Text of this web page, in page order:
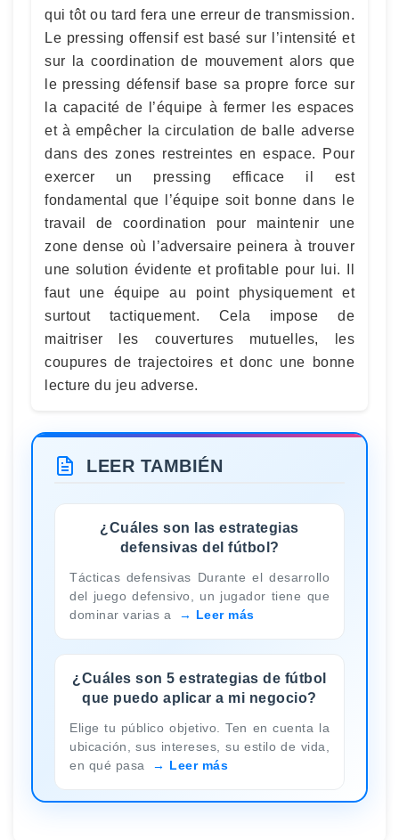
qui tôt ou tard fera une erreur de transmission.
Le pressing offensif est basé sur l’intensité et
sur la coordination de mouvement alors que
le pressing défensif base sa propre force sur
la capacité de l’équipe à fermer les espaces
et à empêcher la circulation de balle adverse
dans des zones restreintes en espace. Pour
exercer un pressing efficace il est
fondamental que l’équipe soit bonne dans le
travail de coordination pour maintenir une
zone dense où l’adversaire peinera à trouver
une solution évidente et profitable pour lui. Il
faut une équipe au point physiquement et
surtout tactiquement. Cela impose de
maitriser les couvertures mutuelles, les
coupures de trajectoires et donc une bonne
lecture du jeu adverse.
LEER TAMBIÉN
¿Cuáles son las estrategias
defensivas del fútbol?
Tácticas defensivas Durante el desarrollo
del juego defensivo, un jugador tiene que
dominar varias a
Leer más
¿Cuáles son 5 estrategias de fútbol
que puedo aplicar a mi negocio?
Elige tu público objetivo. Ten en cuenta la
ubicación, sus intereses, su estilo de vida,
en qué pasa
Leer más